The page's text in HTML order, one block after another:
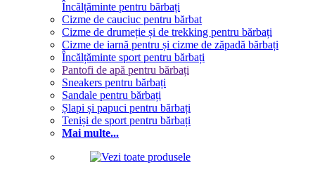
Încălțăminte pentru bărbați
Cizme de cauciuc pentru bărbat
Cizme de drumeție și de trekking pentru bărbați
Cizme de iarnă pentru și cizme de zăpadă bărbați
Încălțăminte sport pentru bărbați
Pantofi de apă pentru bărbați
Sneakers pentru bărbați
Sandale pentru bărbați
Șlapi și papuci pentru bărbați
Teniși de sport pentru bărbați
Mai multe...